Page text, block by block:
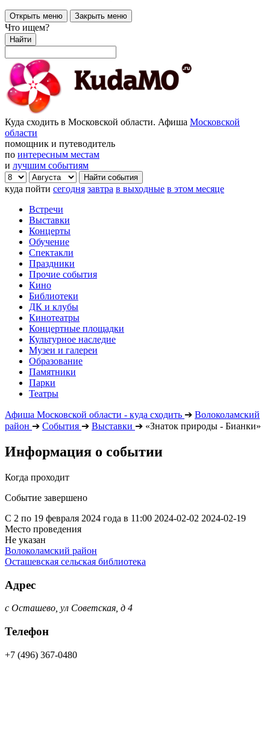
Открыть меню Закрыть меню
Что ищем?
Найти
Куда сходить в Московской области. Афиша Московской
области
помощник и путеводитель
по интересным местам
и лучшим событиям
куда пойти сегодня завтра в выходные в этом месяце
Встречи
Выставки
Концерты
Обучение
Спектакли
Праздники
Прочие события
Кино
Библиотеки
ДК и клубы
Кинотеатры
Концертные площадки
Культурное наследие
Музеи и галереи
Образование
Памятники
Парки
Театры
Афиша Московской области - куда сходить ➔ Волоколамский
район ➔ События ➔ Выставки ➔ «Знаток природы - Бианки»
Информация о событии
Когда проходит
Событие завершено
С 2 по 19 февраля 2024 года в 11:00 2024-02-02 2024-02-19
Место проведения
Не указан
Волоколамский район
Осташевская сельская библиотека
Адрес
с Осташево, ул Советская, д 4
Телефон
+7 (496) 367-0480